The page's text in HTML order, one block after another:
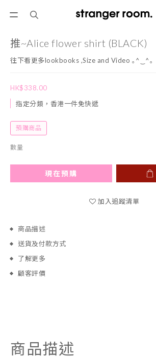
推~Alice flower shirt (BLACK)
往下看更多lookbooks ,Size and Video ｡^‿^｡
HK$338.00
指定分類，香港一件免快遞
預購商品
數量
現在預購
加入追蹤清單
商品描述
送貨及付款方式
了解更多
顧客評價
商品描述